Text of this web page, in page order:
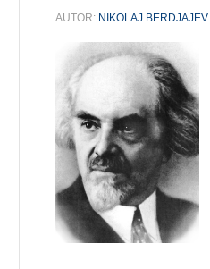
AUTOR: NIKOLAJ BERDJAJEV